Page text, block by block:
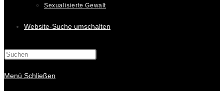
Sexualisierte Gewalt
Website-Suche umschalten
Menü Schließen